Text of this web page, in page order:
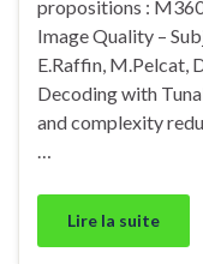
propositions :
Image Quality –
E.Raffin, M.Pelcat,
Decoding with
and complexity
…
Lire la suite